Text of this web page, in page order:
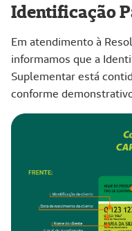
Identificação
Em atendimento à
informamos que a
Suplementar está
conforme